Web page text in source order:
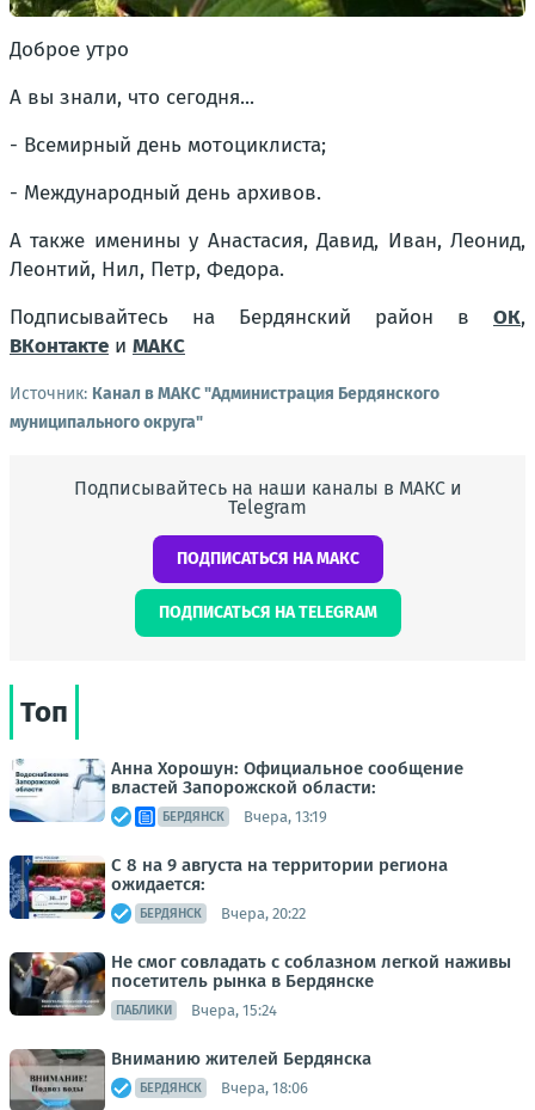
Доброе утро
А вы знали, что сегодня...
- Всемирный день мотоциклиста;
- Международный день архивов.
А также именины у Анастасия, Давид, Иван, Леонид,
Леонтий, Нил, Петр, Федора.
Подписывайтесь на Бердянский район в ОК,
ВКонтакте и МАКС
Источник: Канал в МАКС "Администрация Бердянского
муниципального округа"
Подписывайтесь на наши каналы в МАКС и
Telegram
ПОДПИСАТЬСЯ НА МАКС
ПОДПИСАТЬСЯ НА TELEGRAM
Топ
Анна Хорошун: Официальное сообщение
властей Запорожской области:
БЕРДЯНСК Вчера, 13:19
С 8 на 9 августа на территории региона
ожидается:
БЕРДЯНСК Вчера, 20:22
Не смог совладать с соблазном легкой наживы
посетитель рынка в Бердянске
ПАБЛИКИ Вчера, 15:24
Вниманию жителей Бердянска
БЕРДЯНСК Вчера, 18:06